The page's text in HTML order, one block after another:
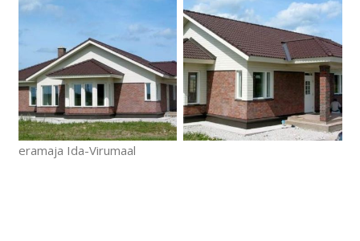
eramaja Ida-Virumaal